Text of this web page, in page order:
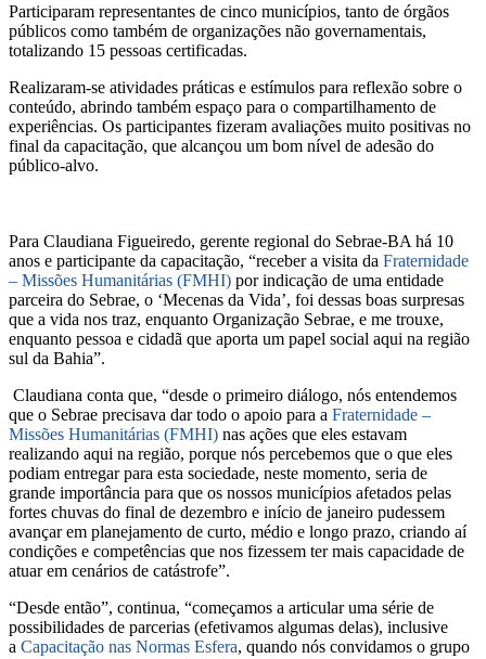
Participaram representantes de cinco municípios, tanto de órgãos
públicos como também de organizações não governamentais,
totalizando 15 pessoas certificadas.
Realizaram-se atividades práticas e estímulos para reflexão sobre o
conteúdo, abrindo também espaço para o compartilhamento de
experiências. Os participantes fizeram avaliações muito positivas no
final da capacitação, que alcançou um bom nível de adesão do
público-alvo.
Para Claudiana Figueiredo, gerente regional do Sebrae-BA há 10
anos e participante da capacitação, “receber a visita da Fraternidade
– Missões Humanitárias (FMHI) por indicação de uma entidade
parceira do Sebrae, o ‘Mecenas da Vida’, foi dessas boas surpresas
que a vida nos traz, enquanto Organização Sebrae, e me trouxe,
enquanto pessoa e cidadã que aporta um papel social aqui na região
sul da Bahia”.
Claudiana conta que, “desde o primeiro diálogo, nós entendemos
que o Sebrae precisava dar todo o apoio para a Fraternidade –
Missões Humanitárias (FMHI) nas ações que eles estavam
realizando aqui na região, porque nós percebemos que o que eles
podiam entregar para esta sociedade, neste momento, seria de
grande importância para que os nossos municípios afetados pelas
fortes chuvas do final de dezembro e início de janeiro pudessem
avançar em planejamento de curto, médio e longo prazo, criando aí
condições e competências que nos fizessem ter mais capacidade de
atuar em cenários de catástrofe”.
“Desde então”, continua, “começamos a articular uma série de
possibilidades de parcerias (efetivamos algumas delas), inclusive
a Capacitação nas Normas Esfera, quando nós convidamos o grupo